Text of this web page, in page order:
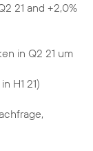
21 and +2,0%
in Q2 21 um
H1 21)